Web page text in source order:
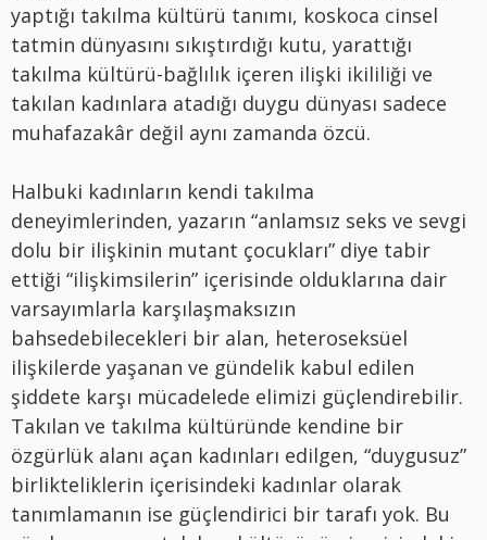
yaptığı takılma kültürü tanımı, koskoca cinsel
tatmin dünyasını sıkıştırdığı kutu, yarattığı
takılma kültürü-bağlılık içeren ilişki ikililiği ve
takılan kadınlara atadığı duygu dünyası sadece
muhafazakâr değil aynı zamanda özcü.
Halbuki kadınların kendi takılma
deneyimlerinden, yazarın “anlamsız seks ve sevgi
dolu bir ilişkinin mutant çocukları” diye tabir
ettiği “ilişkimsilerin” içerisinde olduklarına dair
varsayımlarla karşılaşmaksızın
bahsedebilecekleri bir alan, heteroseksüel
ilişkilerde yaşanan ve gündelik kabul edilen
şiddete karşı mücadelede elimizi güçlendirebilir.
Takılan ve takılma kültüründe kendine bir
özgürlük alanı açan kadınları edilgen, “duygusuz”
birlikteliklerin içerisindeki kadınlar olarak
tanımlamanın ise güçlendirici bir tarafı yok. Bu